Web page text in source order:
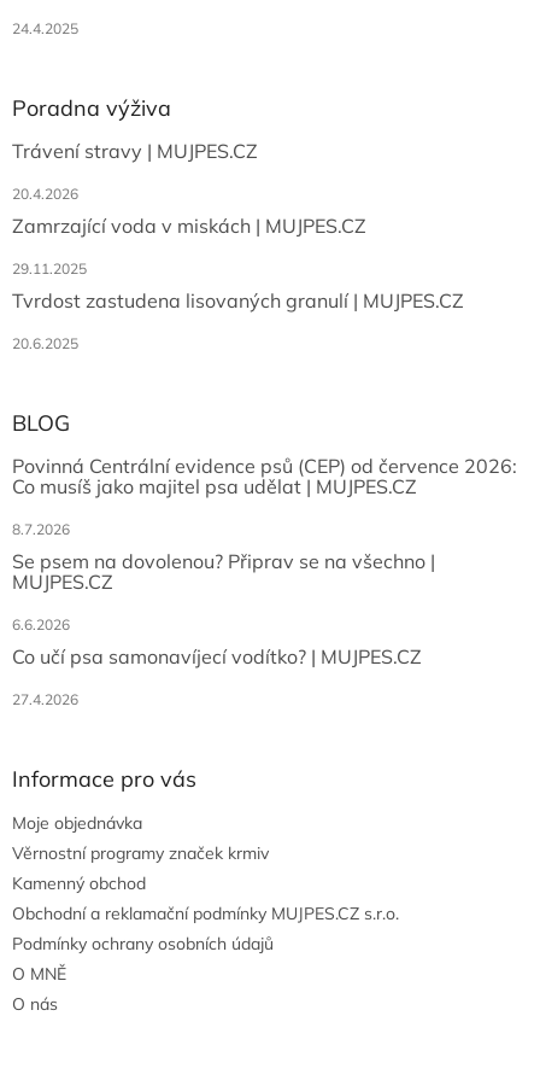
24.4.2025
Poradna výživa
Trávení stravy | MUJPES.CZ
20.4.2026
Zamrzající voda v miskách | MUJPES.CZ
29.11.2025
Tvrdost zastudena lisovaných granulí | MUJPES.CZ
20.6.2025
BLOG
Povinná Centrální evidence psů (CEP) od července 2026:
Co musíš jako majitel psa udělat | MUJPES.CZ
8.7.2026
Se psem na dovolenou? Připrav se na všechno |
MUJPES.CZ
6.6.2026
Co učí psa samonavíjecí vodítko? | MUJPES.CZ
27.4.2026
Informace pro vás
Moje objednávka
Věrnostní programy značek krmiv
Kamenný obchod
Obchodní a reklamační podmínky MUJPES.CZ s.r.o.
Podmínky ochrany osobních údajů
O MNĚ
O nás